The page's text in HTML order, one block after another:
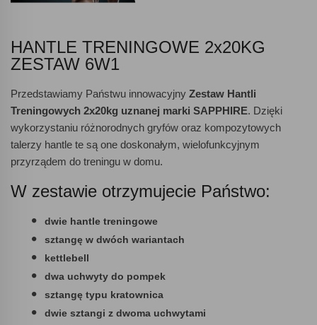
HANTLE TRENINGOWE 2x20KG
ZESTAW 6W1
Przedstawiamy Państwu innowacyjny Zestaw Hantli
Treningowych 2x20kg uznanej marki SAPPHIRE. Dzięki
wykorzystaniu różnorodnych gryfów oraz kompozytowych
talerzy hantle te są one doskonałym, wielofunkcyjnym
przyrządem do treningu w domu.
W zestawie otrzymujecie Państwo:
dwie hantle treningowe
sztangę w dwóch wariantach
kettlebell
dwa uchwyty do pompek
sztangę typu kratownica
dwie sztangi z dwoma uchwytami